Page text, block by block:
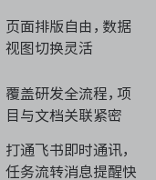
页面排版自由，数据
视图切换灵活
覆盖研发全流程，项
目与文档关联紧密
打通飞书即时通讯，
任务流转消息提醒快